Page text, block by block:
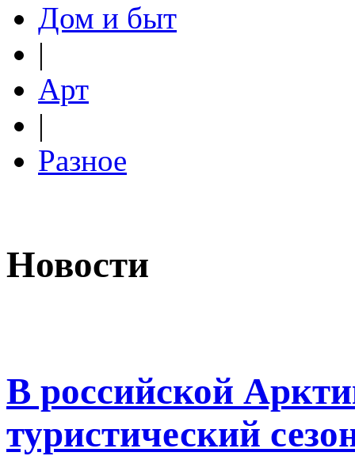
Дом и быт
|
Арт
|
Разное
Новости
В российской
туристический